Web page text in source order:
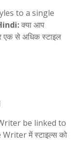
to a single
क्या आप
एक से अधिक स्टाइल
be linked to
में स्टाइल्स को